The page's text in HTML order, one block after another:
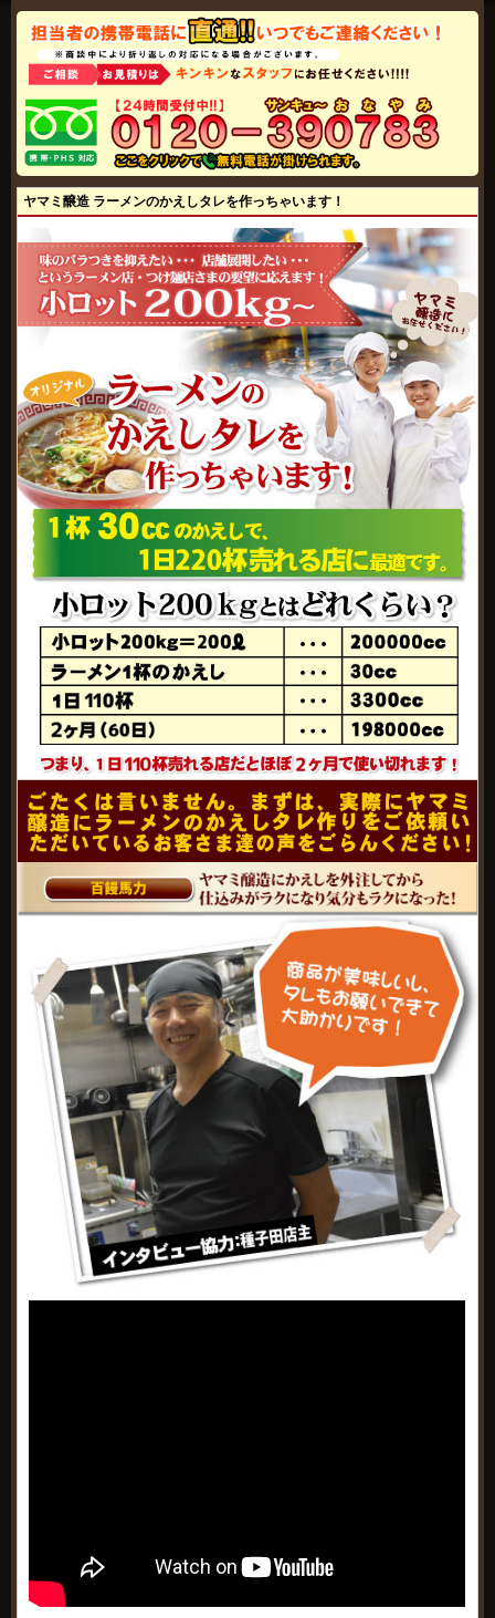
ヤマミ醸造 ラーメンのかえしタレを作っちゃいます！